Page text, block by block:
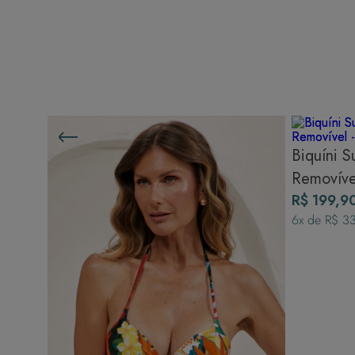
Biquíni Sutiã Meia Taça Com Bojo
Fixo - Trópicos
R$ 279,90
R$ 46,65
Biquíni
R$
6x de R$